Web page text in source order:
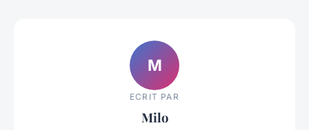
M
ECRIT PAR
Milo